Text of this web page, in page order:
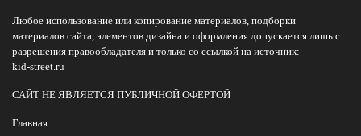
Любое использование или копирование материалов, подборки
материалов сайта, элементов дизайна и оформления допускается лишь с
разрешения правообладателя и только со ссылкой на источник:
kid-street.ru
САЙТ НЕ ЯВЛЯЕТСЯ ПУБЛИЧНОЙ ОФЕРТОЙ
Главная